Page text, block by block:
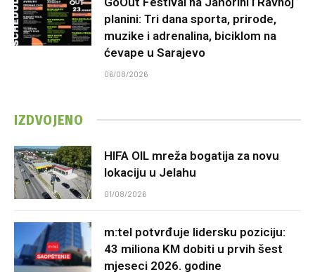
planini: Tri dana sporta, prirode,
muzike i adrenalina, biciklom na
ćevape u Sarajevo
06/08/2026
IZDVOJENO
HIFA OIL mreža bogatija za novu
lokaciju u Jelahu
01/08/2026
m:tel potvrđuje lidersku poziciju:
43 miliona KM dobiti u prvih šest
mjeseci 2026. godine